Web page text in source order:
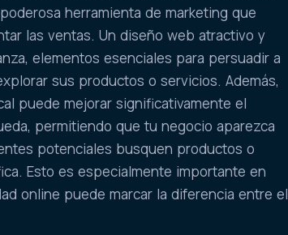
herramienta de marketing que
las ventas. Un diseño web atractivo y
elementos esenciales para persuadir a
sus productos o servicios. Además,
puede mejorar significativamente el
permitiendo que tu negocio aparezca
potenciales busquen productos o
Esto es especialmente importante en
online puede marcar la diferencia entre el